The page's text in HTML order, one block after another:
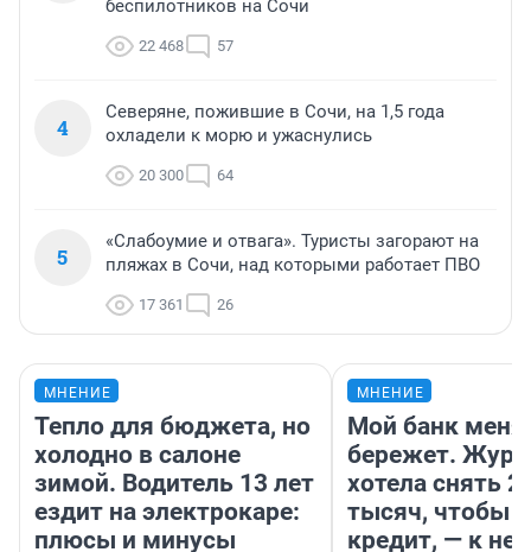
беспилотников на Сочи
22 468 57
4
Северяне, пожившие в Сочи, на 1,5 года
охладели к морю и ужаснулись
20 300 64
5
«Слабоумие и отвага». Туристы загорают на
пляжах в Сочи, над которыми работает ПВО
17 361 26
МНЕНИЕ
Тепло для бюджета, но
холодно в салоне
зимой. Водитель 13 лет
ездит на электрокаре:
плюсы и минусы
МНЕНИЕ
Мой банк меня
бережет.
хотела снять
тысяч, чтобы
кредит, — к